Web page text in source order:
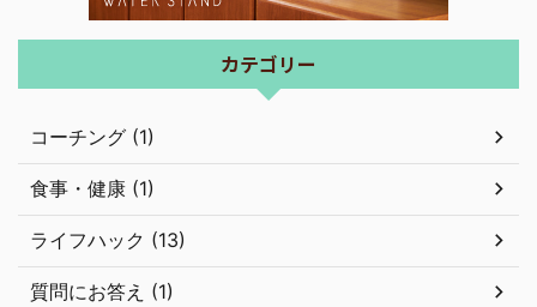
カテゴリー
コーチング (1)
食事・健康 (1)
ライフハック (13)
質問にお答え (1)